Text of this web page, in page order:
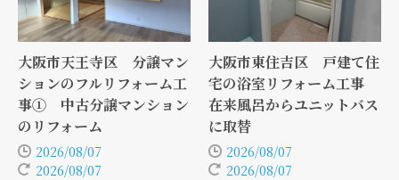
大阪市天王寺区 分譲マン
ションのフルリフォーム工
事① 中古分譲マンション
のリフォーム
2026/08/07
2026/08/07
大阪市東住吉区 戸建て住
宅の浴室リフォーム工事
在来風呂からユニットバス
に取替
2026/08/07
2026/08/07